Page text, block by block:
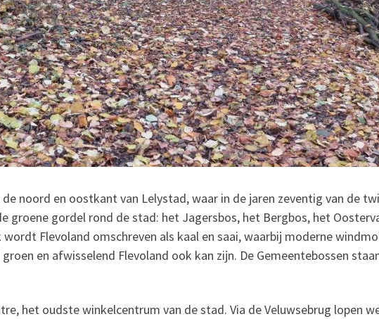
noord en oostkant van Lelystad, waar in de jaren zeventig van de
groene gordel rond de stad: het Jagersbos, het Bergbos, het
Flevoland omschreven als kaal en saai, waarbij moderne
en afwisselend Flevoland ook kan zijn. De Gemeentebossen
het oudste winkelcentrum van de stad. Via de Veluwsebrug lopen